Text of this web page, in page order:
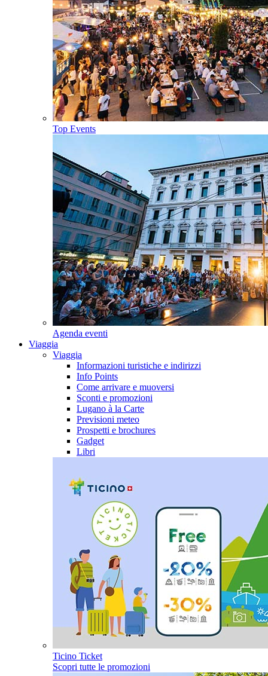
Top Events
Agenda eventi
Viaggia
Viaggia
Informazioni turistiche e indirizzi
Info Points
Come arrivare e muoversi
Sconti e promozioni
Lugano à la Carte
Previsioni meteo
Prospetti e brochures
Gadget
Libri
Ticino Ticket
Scopri tutte le promozioni